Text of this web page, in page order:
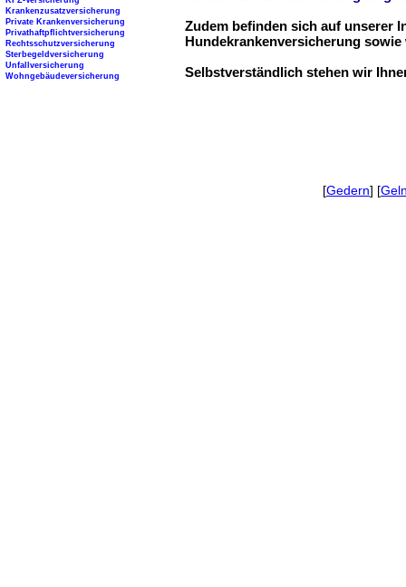
Zudem befinden sich auf unserer
Hundekrankenversicherung
Selbstverständlich stehen wir
Krankenzusatzversicherung
Private Krankenversicherung
Privathaftpflichtversicherung
Rechtsschutzversicherung
Sterbegeldversicherung
Unfallversicherung
Wohngebäudeversicherung
[Gedern] [